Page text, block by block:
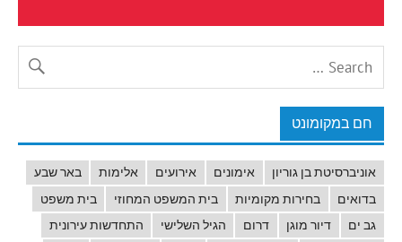
חם במקומונט
אוניברסיטת בן גוריון אימונים אירועים אלימות
באר שבע
בדואים
בחירות מקומיות בית המשפט המחוזי
בית משפט
גב ים
דיור מוגן דרום הגיל השלישי
התחדשות עירונית